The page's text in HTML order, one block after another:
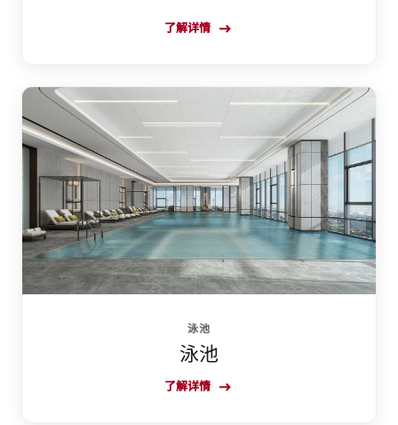
了解详情
泳池
泳池
了解详情